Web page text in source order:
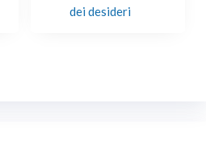
dei desideri